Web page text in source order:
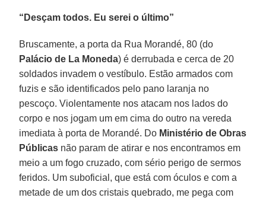
“Desçam todos. Eu serei o último”
Bruscamente, a porta da Rua Morandé, 80 (do
Palácio de La Moneda) é derrubada e cerca de 20
soldados invadem o vestíbulo. Estão armados com
fuzis e são identificados pelo pano laranja no
pescoço. Violentamente nos atacam nos lados do
corpo e nos jogam um em cima do outro na vereda
imediata à porta de Morandé. Do Ministério de Obras
Públicas não param de atirar e nos encontramos em
meio a um fogo cruzado, com sério perigo de sermos
feridos. Um suboficial, que está com óculos e com a
metade de um dos cristais quebrado, me pega com